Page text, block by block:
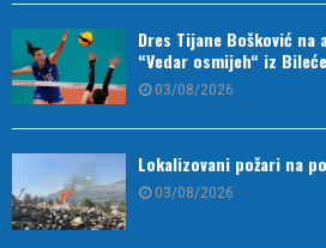
Dres Tijane Bošković
“Vedar osmijeh“ iz Bileće
03/08/2026
Lokalizovani požari na
03/08/2026